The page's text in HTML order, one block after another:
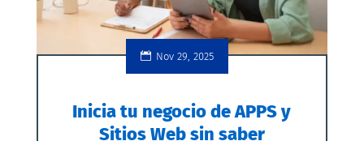
Nov 29, 2025
Inicia tu negocio de APPS y
Sitios Web sin saber